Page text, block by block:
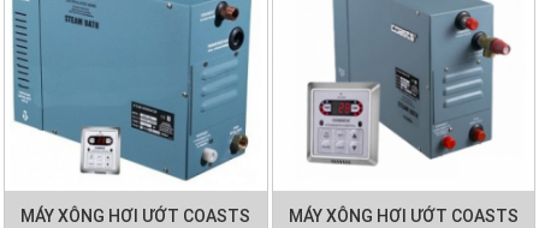
MÁY XÔNG HƠI ƯỚT COASTS
MÁY XÔNG HƠI ƯỚT COASTS